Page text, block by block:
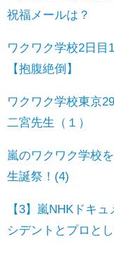
祝福メールは？
ワクワク学校2日目
【抱腹絶倒】
ワクワク学校東京
二宮先生（１）
嵐のワクワク学校
生誕祭！(4)
【3】嵐NHKドキ
シデントとプロと